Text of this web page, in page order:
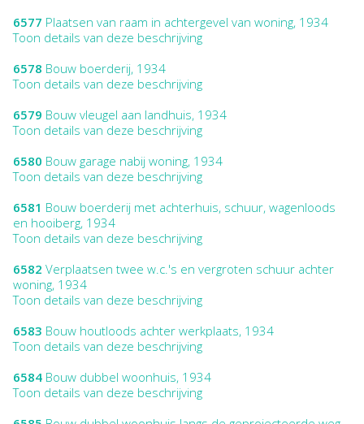
6577 Plaatsen van raam in achtergevel van woning, 1934
Toon details van deze beschrijving
6578 Bouw boerderij, 1934
Toon details van deze beschrijving
6579 Bouw vleugel aan landhuis, 1934
Toon details van deze beschrijving
6580 Bouw garage nabij woning, 1934
Toon details van deze beschrijving
6581 Bouw boerderij met achterhuis, schuur, wagenloods
en hooiberg, 1934
Toon details van deze beschrijving
6582 Verplaatsen twee w.c.'s en vergroten schuur achter
woning, 1934
Toon details van deze beschrijving
6583 Bouw houtloods achter werkplaats, 1934
Toon details van deze beschrijving
6584 Bouw dubbel woonhuis, 1934
Toon details van deze beschrijving